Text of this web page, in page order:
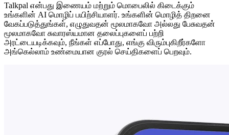
Talkpal என்பது இணையம் மற்றும் மொபைலில் கிடைக்கும்
உங்களின் AI மொழிப் பயிற்சியாளர். உங்களின் மொழித் திறனை
வேகப்படுத்துங்கள், எழுதுவதன் மூலமாகவோ அல்லது பேசுவதன்
மூலமாகவோ சுவாரஸ்யமான தலைப்புகளைப் பற்றி
அரட்டையடிக்கவும், நீங்கள் எப்போது, ​​எங்கு விரும்புகிறீர்களோ
அங்கெல்லாம் உண்மையான குரல் செய்திகளைப் பெறவும்.